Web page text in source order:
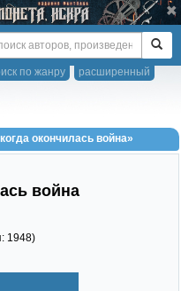
расширенный
по жанру
окончилась война»
война
1948)